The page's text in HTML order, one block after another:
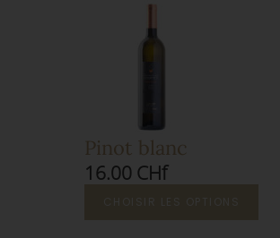
Pinot blanc
16.00 CHf